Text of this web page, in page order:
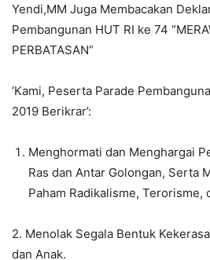
Yendi,MM Juga Membacakan
Pembangunan HUT RI ke 74
PERBATASAN”
‘Kami, Peserta Parade
2019 Berikrar’:
Menghormati dan Menghargai
Ras dan Antar Golongan, Serta
Paham Radikalisme, Terorisme,
2. Menolak Segala Bentuk
dan Anak.